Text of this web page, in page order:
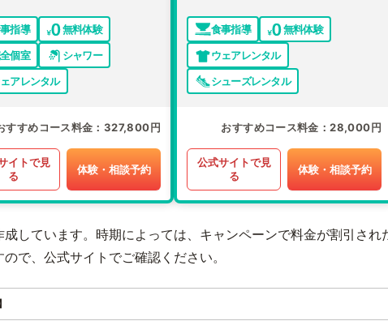
指導
無料体験
個室
シャワー
アレンタル
すすめコース料金 327,800円
イトで見
る
体験・相談予約
食事指導
無料体験
ウェアレンタル
シューズレンタル
おすすめコース料金 28,000円
公式サイトで見
る
体験・相談予約
しています。時期によっては、キャンペーンで料金が割引され
で、公式サイトでご確認ください。